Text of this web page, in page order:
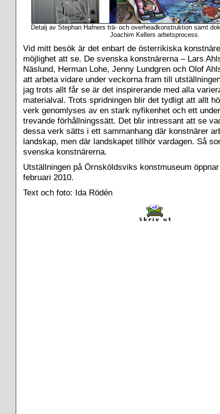
Detalj av Stephan Hafners trä- och overheadkonstruktion samt
Joachim Kellers arbetsprocess.
Vid mitt besök är det enbart de österrikiska
möjlighet att se. De svenska konstnärerna – Lars
Näslund, Herman Lohe, Jenny Lundgren och Olof
att arbeta vidare under veckorna fram till
jag trots allt får se är det inspirerande med alla
materialval. Trots spridningen blir det tydligt att allt
verk genomlyses av en stark nyfikenhet och ett
trevande förhållningssätt. Det blir intressant att se
dessa verk sätts i ett sammanhang där konstnärer
landskap, men där landskapet tillhör vardagen. Så
svenska konstnärerna.
Utställningen på Örnsköldsviks konstmuseum
februari 2010.
Text och foto: Ida Rödén